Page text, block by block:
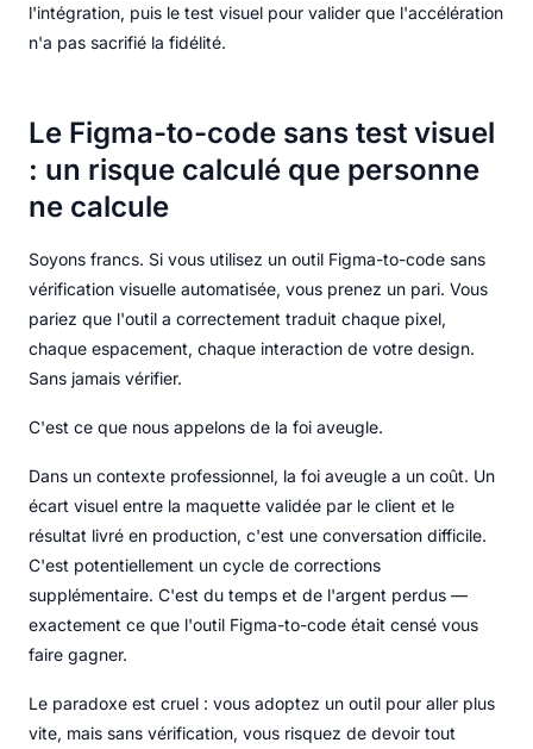
l'intégration, puis le test visuel pour valider que l'accélération
n'a pas sacrifié la fidélité.
Le Figma-to-code sans test visuel
: un risque calculé que personne
ne calcule
Soyons francs. Si vous utilisez un outil Figma-to-code sans
vérification visuelle automatisée, vous prenez un pari. Vous
pariez que l'outil a correctement traduit chaque pixel,
chaque espacement, chaque interaction de votre design.
Sans jamais vérifier.
C'est ce que nous appelons de la foi aveugle.
Dans un contexte professionnel, la foi aveugle a un coût. Un
écart visuel entre la maquette validée par le client et le
résultat livré en production, c'est une conversation difficile.
C'est potentiellement un cycle de corrections
supplémentaire. C'est du temps et de l'argent perdus —
exactement ce que l'outil Figma-to-code était censé vous
faire gagner.
Le paradoxe est cruel : vous adoptez un outil pour aller plus
vite, mais sans vérification, vous risquez de devoir tout